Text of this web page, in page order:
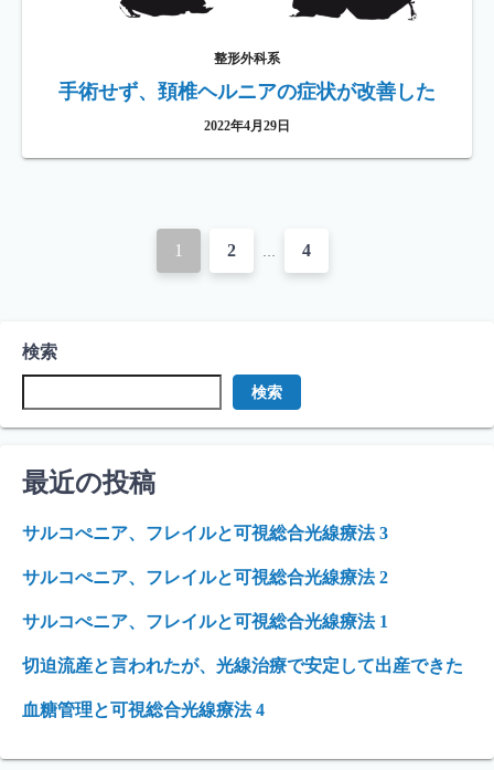
整形外科系
手術せず、頚椎ヘルニアの症状が改善した
2022年4月29日
ビ
ゲ
シ
ョ
1 2 … 4
検索
検索
最近の投稿
サルコぺニア、フレイルと可視総合光線療法 3
サルコぺニア、フレイルと可視総合光線療法 2
サルコぺニア、フレイルと可視総合光線療法 1
切迫流産と言われたが、光線治療で安定して出産できた
血糖管理と可視総合光線療法 4